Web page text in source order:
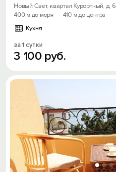
Новый Свет, квартал Курортный, д. 6
400 м до моря
· 410 м до центра
Кухня
за 1 сутки
3 100 руб.